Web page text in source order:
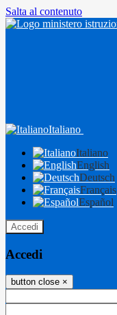
Salta al contenuto
Italiano
Italiano
English
Deutsch
Français
Español
Accedi
Accedi
button close ×